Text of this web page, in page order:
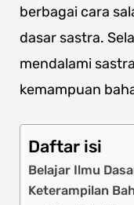
berbagai cara
dasar sastra.
mendalami
kemampuan
Daftar isi
Belajar Ilmu
Keterampilan